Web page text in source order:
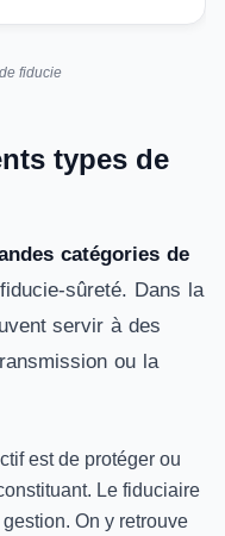
fiducie
types de
catégories de
sûreté. Dans la
servir à des
ou la
est de protéger ou
Le fiduciaire
On y retrouve